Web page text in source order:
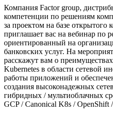
Компания Factor group,
компетенции по решениям
за проектом на базе
приглашает вас на вебинар по
ориентированный на
банковских услуг. На
расскажут вам о
Kubernetes в области сетевой
работы приложений и
создания высоконадежных
гибридных / мультиоблачных
GCP / Canonical K8s / OpenShift